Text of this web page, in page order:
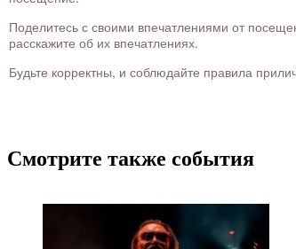
Поделитесь с своими впечатлениями от
расскажите об их впечатлениях.
Будьте корректны, и соблюдайте правила
Смотрите также события